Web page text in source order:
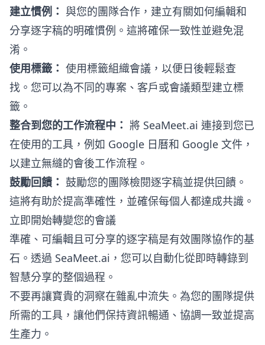
建立慣例： 與您的團隊合作，建立有關如何編輯和
分享逐字稿的明確慣例。這將確保一致性並避免混
淆。
使用標籤： 使用標籤組織會議，以便日後輕鬆查
找。您可以為不同的專案、客戶或會議類型建立標
籤。
整合到您的工作流程中： 將 SeaMeet.ai 連接到您已
在使用的工具，例如 Google 日曆和 Google 文件，
以建立無縫的會後工作流程。
鼓勵回饋： 鼓勵您的團隊檢閱逐字稿並提供回饋。
這將有助於提高準確性，並確保每個人都達成共識。
立即開始轉變您的會議
準確、可編輯且可分享的逐字稿是有效團隊協作的基
石。透過 SeaMeet.ai，您可以自動化從即時轉錄到
智慧分享的整個過程。
不要再讓寶貴的洞察在雜亂中流失。為您的團隊提供
所需的工具，讓他們保持資訊暢通、協調一致並提高
生產力。